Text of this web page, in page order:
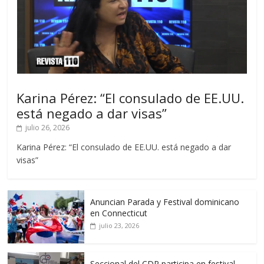
Karina Pérez: “El consulado de EE.UU.
está negado a dar visas”
julio 26, 2026
Karina Pérez: “El consulado de EE.UU. está negado a dar
visas”
Anuncian Parada y Festival dominicano
en Connecticut
julio 23, 2026